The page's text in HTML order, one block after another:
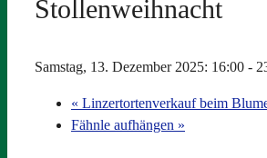
Stollenweihnacht
Samstag, 13. Dezember 2025: 16:00 -
« Linzertortenverkauf beim
Fähnle aufhängen »